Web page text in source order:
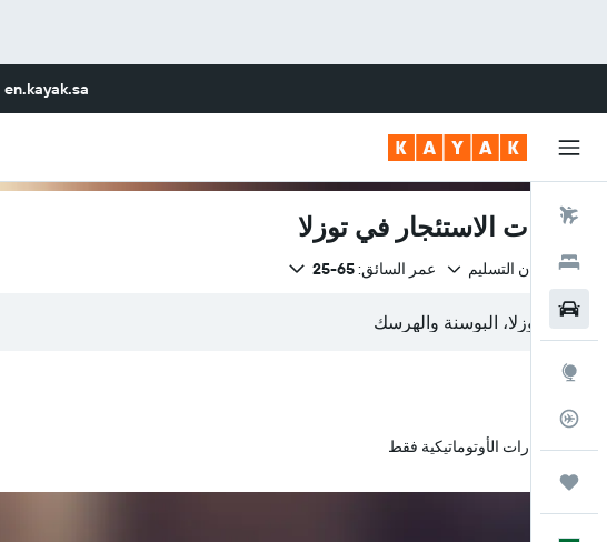
en.kayak.sa
رحلات طيران
فنادق
سيارات الاستئجار في توزلا
نفس مكان التسليم عمر السائق:65-25
السيارات الأوتوماتيكية فقط